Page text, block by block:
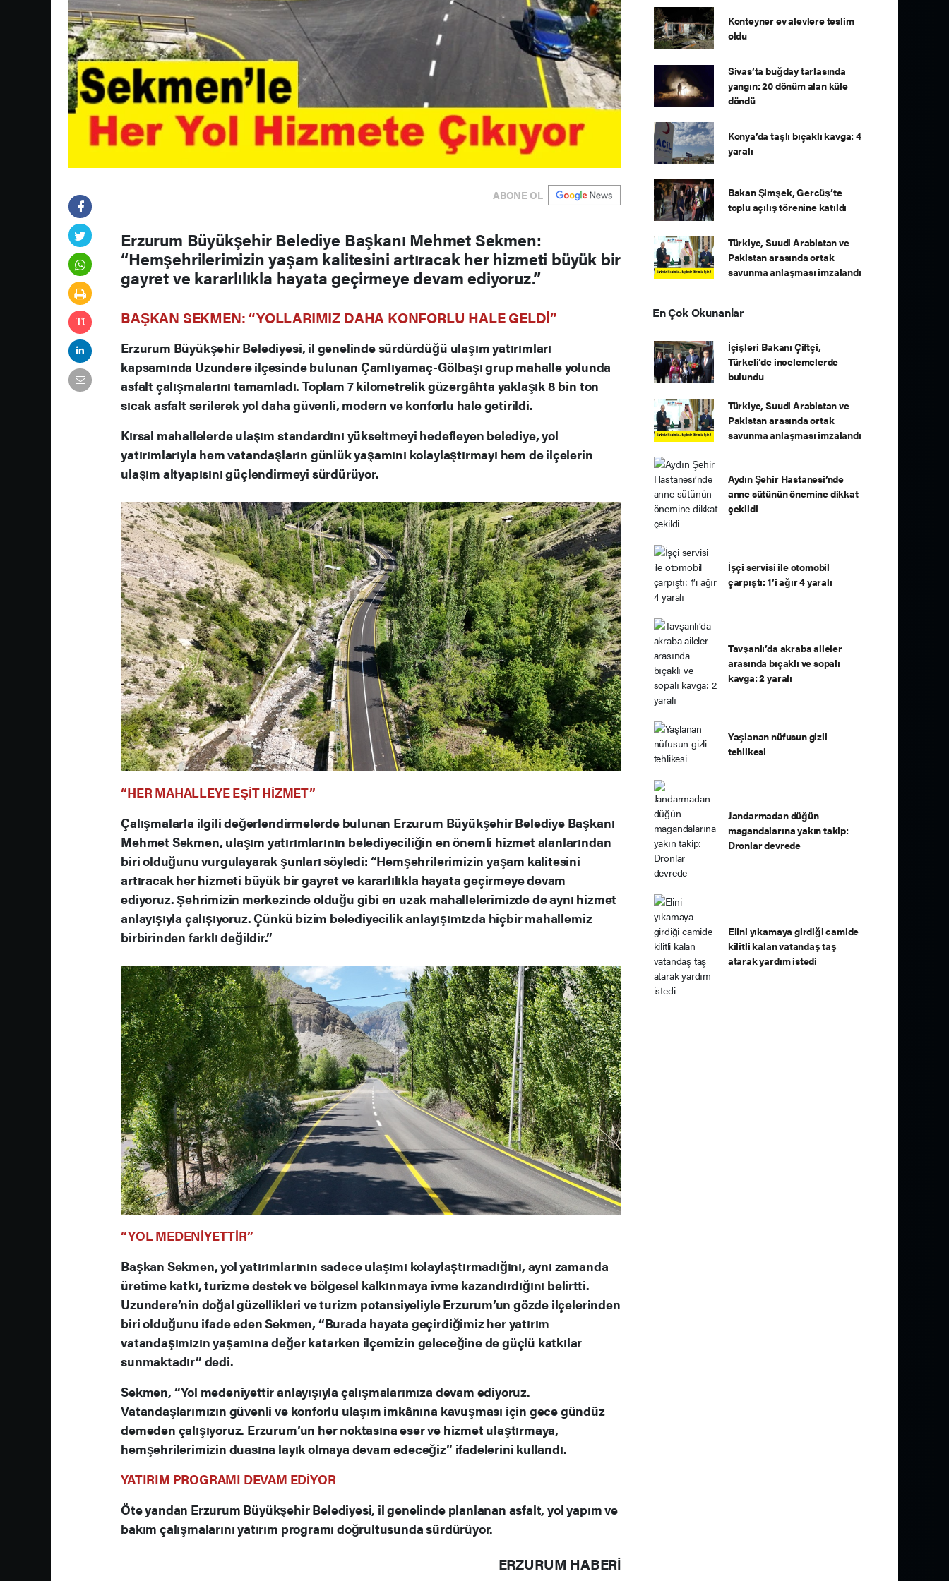
ABONE OL
Erzurum Büyükşehir Belediye Başkanı Mehmet Sekmen:
“Hemşehrilerimizin yaşam kalitesini artıracak her hizmeti büyük bir
gayret ve kararlılıkla hayata geçirmeye devam ediyoruz.”
BAŞKAN SEKMEN: “YOLLARIMIZ DAHA KONFORLU HALE GELDİ”
Erzurum Büyükşehir Belediyesi, il genelinde sürdürdüğü ulaşım yatırımları
kapsamında Uzundere ilçesinde bulunan Çamlıyamaç-Gölbaşı grup mahalle yolunda
asfalt çalışmalarını tamamladı. Toplam 7 kilometrelik güzergâhta yaklaşık 8 bin ton
sıcak asfalt serilerek yol daha güvenli, modern ve konforlu hale getirildi.
Kırsal mahallelerde ulaşım standardını yükseltmeyi hedefleyen belediye, yol
yatırımlarıyla hem vatandaşların günlük yaşamını kolaylaştırmayı hem de ilçelerin
ulaşım altyapısını güçlendirmeyi sürdürüyor.
“HER MAHALLEYE EŞİT HİZMET”
Çalışmalarla ilgili değerlendirmelerde bulunan Erzurum Büyükşehir Belediye Başkanı
Mehmet Sekmen, ulaşım yatırımlarının belediyeciliğin en önemli hizmet alanlarından
biri olduğunu vurgulayarak şunları söyledi: “Hemşehrilerimizin yaşam kalitesini
artıracak her hizmeti büyük bir gayret ve kararlılıkla hayata geçirmeye devam
ediyoruz. Şehrimizin merkezinde olduğu gibi en uzak mahallelerimizde de aynı hizmet
anlayışıyla çalışıyoruz. Çünkü bizim belediyecilik anlayışımızda hiçbir mahallemiz
birbirinden farklı değildir.”
“YOL MEDENİYETTİR”
Başkan Sekmen, yol yatırımlarının sadece ulaşımı kolaylaştırmadığını, aynı zamanda
üretime katkı, turizme destek ve bölgesel kalkınmaya ivme kazandırdığını belirtti.
Uzundere’nin doğal güzellikleri ve turizm potansiyeliyle Erzurum’un gözde ilçelerinden
biri olduğunu ifade eden Sekmen, “Burada hayata geçirdiğimiz her yatırım
vatandaşımızın yaşamına değer katarken ilçemizin geleceğine de güçlü katkılar
sunmaktadır” dedi.
Sekmen, “Yol medeniyettir anlayışıyla çalışmalarımıza devam ediyoruz.
Vatandaşlarımızın güvenli ve konforlu ulaşım imkânına kavuşması için gece gündüz
demeden çalışıyoruz. Erzurum’un her noktasına eser ve hizmet ulaştırmaya,
hemşehrilerimizin duasına layık olmaya devam edeceğiz” ifadelerini kullandı.
YATIRIM PROGRAMI DEVAM EDİYOR
Öte yandan Erzurum Büyükşehir Belediyesi, il genelinde planlanan asfalt, yol yapım ve
bakım çalışmalarını yatırım programı doğrultusunda sürdürüyor.
ERZURUM HABERİ
Konteyner ev alevlere teslim
oldu
Sivas’ta buğday tarlasında
yangın: 20 dönüm alan küle
döndü
Konya’da taşlı bıçaklı kavga: 4
yaralı
Bakan Şimşek, Gercüş’te
toplu açılış törenine katıldı
Türkiye, Suudi Arabistan ve
Pakistan arasında ortak
savunma anlaşması imzalandı
En Çok Okunanlar
İçişleri Bakanı Çiftçi,
Türkeli’de incelemelerde
bulundu
Türkiye, Suudi Arabistan ve
Pakistan arasında ortak
savunma anlaşması imzalandı
Aydın Şehir Hastanesi’nde
anne sütünün önemine dikkat
çekildi
İşçi servisi ile otomobil
çarpıştı: 1’i ağır 4 yaralı
Tavşanlı’da akraba aileler
arasında bıçaklı ve sopalı
kavga: 2 yaralı
Yaşlanan nüfusun gizli
tehlikesi
Jandarmadan düğün
magandalarına yakın takip:
Dronlar devrede
Elini yıkamaya girdiği camide
kilitli kalan vatandaş taş
atarak yardım istedi